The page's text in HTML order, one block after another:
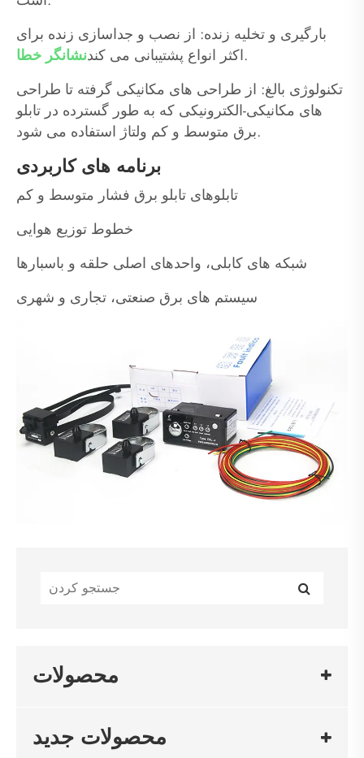
بارگیری و تخلیه زنده: از نصب و جداسازی زنده برای
اکثر انواع پشتیبانی می کندنشانگر خطا
.
تکنولوژی بالغ: از طراحی های مکانیکی گرفته تا طراحی
های مکانیکی-الکترونیکی که به طور گسترده در تابلو
برق متوسط ​​و کم ولتاژ استفاده می شود.
برنامه های کاربردی
تابلوهای تابلو برق فشار متوسط ​​و کم
خطوط توزیع هوایی
شبکه های کابلی، واحدهای اصلی حلقه و باسبارها
سیستم های برق صنعتی، تجاری و شهری
محصولات
محصولات جدید